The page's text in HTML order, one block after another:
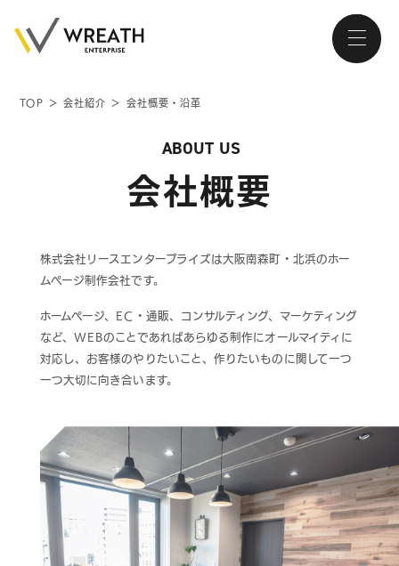
大阪・南森町、北浜が拠点の
トップページ
会社紹介
サービス
コンテンツ
ブログ
お問い合わせ
TOP ＞ 会社紹介 ＞ 会社概要・沿革
ABOUT US
会社概要
株式会社リースエンタープライズは大阪南森町・北浜のホー
ムページ制作会社です。
ホームページ、EC・通販、コンサルティング、マーケティング
など、WEBのことであればあらゆる制作にオールマイティに
対応し、お客様のやりたいこと、作りたいものに関して一つ
一つ大切に向き合います。